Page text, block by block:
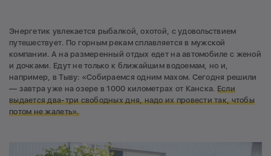
Энергетик увлекается рыбалкой, охотой, с удовольствием
путешествует. По горным рекам сплавляется в мужской
компании. А на размеренный отдых едет на автомобиле с женой
и дочками. Едут не только к ближайшим водоемам, но и,
например, в Тыву: «Собираемся одним махом. Сегодня решили
— завтра уже на озере в 1000 километрах от Канска. Если
выдается два-три свободных дня, надо их провести так, чтобы
потом не жалеть».